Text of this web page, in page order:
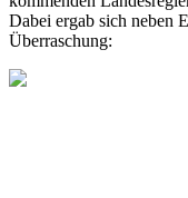
Dabei ergab sich neben
Überraschung: